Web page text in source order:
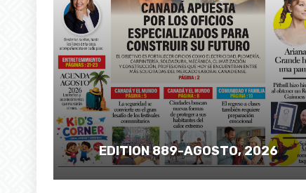
EDITION 889-AGOSTO, 2026